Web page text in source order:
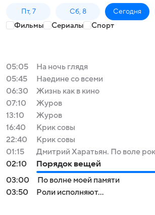
Пт, 7 Сб, 8 Сегодня
Фильмы Сериалы Спорт
05:05
На ночь глядя
05:45
Наедине со всеми
06:30
Жизнь как в кино
07:10
Журов
13:10
Журов
16:40
Крик совы
22:40
Крик совы
01:15
Дмитрий Харатьян. По воле
02:10
Порядок вещей
03:00
По волне моей памяти
03:50
Роли исполняют...